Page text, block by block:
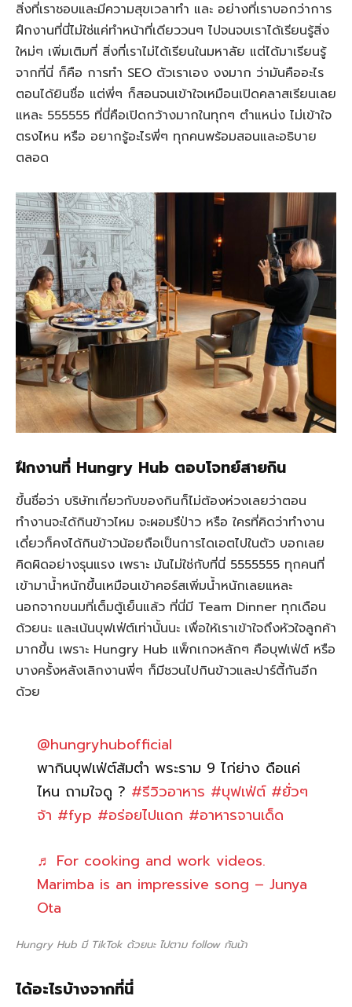
สิ่งที่เราชอบและมีความสุขเวลาทำ และ อย่างที่เราบอกว่าการ
ฝึกงานที่นี่ไม่ใช่แค่ทำหน้าที่เดียววนๆ ไปจนจบเราได้เรียนรู้สิ่ง
ใหม่ๆ เพิ่มเติมที่ สิ่งที่เราไม่ได้เรียนในมหาลัย แต่ได้มาเรียนรู้
จากที่นี่ ก็คือ การทำ SEO ตัวเราเอง งงมาก ว่ามันคืออะไร
ตอนได้ยินชื่อ แต่พี่ๆ ก็สอนจนเข้าใจเหมือนเปิดคลาสเรียนเลย
แหละ 555555 ที่นี่คือเปิดกว้างมากในทุกๆ ตำแหน่ง ไม่เข้าใจ
ตรงไหน หรือ อยากรู้อะไรพี่ๆ ทุกคนพร้อมสอนและอธิบาย
ตลอด
ฝึกงานที่ Hungry Hub ตอบโจทย์สายกิน
ขึ้นชื่อว่า บริษัทเกี่ยวกับของกินก็ไม่ต้องห่วงเลยว่าตอน
ทำงานจะได้กินข้าวไหม จะผอมรึป่าว หรือ ใครที่คิดว่าทำงาน
เดี๋ยวก็คงได้กินข้าวน้อยถือเป็นการไดเอตไปในตัว บอกเลย
คิดผิดอย่างรุนแรง เพราะ มันไม่ใช่กับที่นี่ 5555555 ทุกคนที่
เข้ามาน้ำหนักขึ้นเหมือนเข้าคอร์สเพิ่มน้ำหนักเลยแหละ
นอกจากขนมที่เต็มตู้เย็นแล้ว ที่นี่มี Team Dinner ทุกเดือน
ด้วยนะ และเน้นบุฟเฟ่ต์เท่านั้นนะ เพื่อให้เราเข้าใจถึงหัวใจลูกค้า
มากขึ้น เพราะ Hungry Hub แพ็กเกจหลักๆ คือบุฟเฟ่ต์ หรือ
บางครั้งหลังเลิกงานพี่ๆ ก็มีชวนไปกินข้าวและปาร์ตี้กันอีก
ด้วย
@hungryhubofficial
พากินบุฟเฟ่ต์ส้มตำ พระราม 9 ไก่ย่าง ดือแค่
ไหน ถามใจดู ? #รีวิวอาหาร #บุฟเฟ่ต์ #ยั่วๆ
จ้า #fyp #อร่อยไปแดก #อาหารจานเด็ด
♬ For cooking and work videos.
Marimba is an impressive song – Junya
Ota
Hungry Hub มี TikTok ด้วยนะ ไปตาม follow กันน้า
ได้อะไรบ้างจากที่นี่